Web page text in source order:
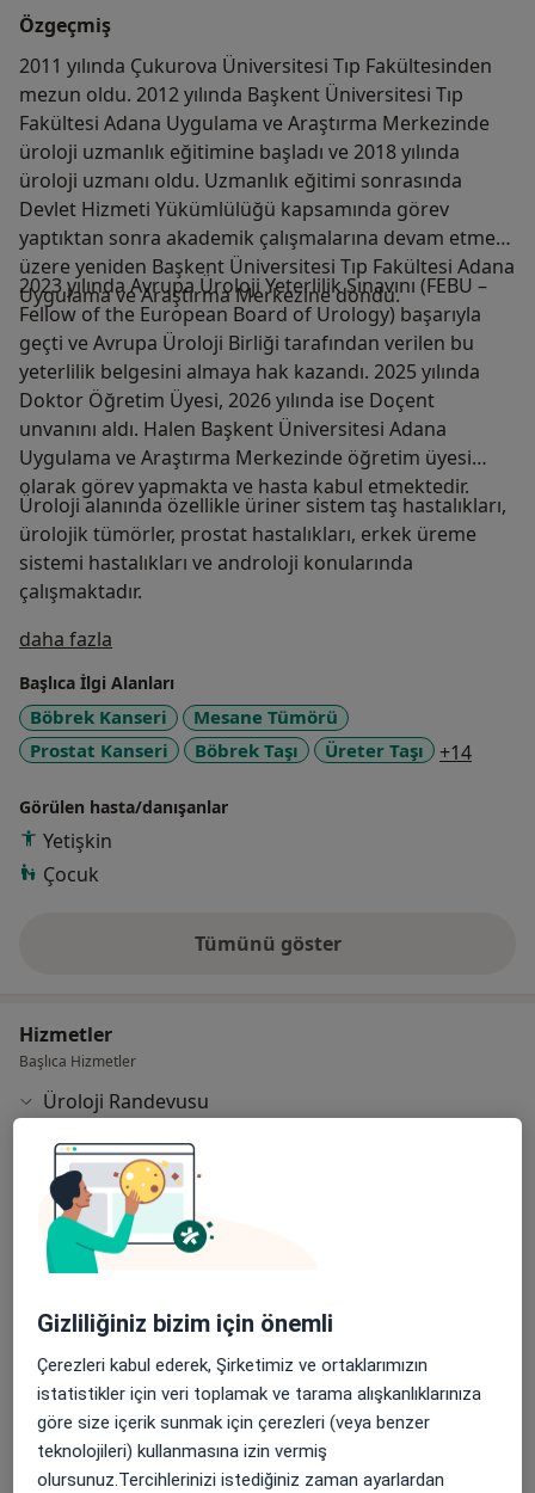
Özgeçmiş
2011 yılında Çukurova Üniversitesi Tıp Fakültesinden
mezun oldu. 2012 yılında Başkent Üniversitesi Tıp
Fakültesi Adana Uygulama ve Araştırma Merkezinde
üroloji uzmanlık eğitimine başladı ve 2018 yılında
üroloji uzmanı oldu. Uzmanlık eğitimi sonrasında
Devlet Hizmeti Yükümlülüğü kapsamında görev
yaptıktan sonra akademik çalışmalarına devam etmek
üzere yeniden Başkent Üniversitesi Tıp Fakültesi Adana
Uygulama ve Araştırma Merkezine döndü.
2023 yılında Avrupa Üroloji Yeterlilik Sınavını (FEBU –
Fellow of the European Board of Urology) başarıyla
geçti ve Avrupa Üroloji Birliği tarafından verilen bu
yeterlilik belgesini almaya hak kazandı. 2025 yılında
Doktor Öğretim Üyesi, 2026 yılında ise Doçent
unvanını aldı. Halen Başkent Üniversitesi Adana
Uygulama ve Araştırma Merkezinde öğretim üyesi
olarak görev yapmakta ve hasta kabul etmektedir.
Üroloji alanında özellikle üriner sistem taş hastalıkları,
ürolojik tümörler, prostat hastalıkları, erkek üreme
sistemi hastalıkları ve androloji konularında
çalışmaktadır.
daha fazla
Başlıca İlgi Alanları
Böbrek Kanseri
Mesane Tümörü
Prostat Kanseri
Böbrek Taşı Üreter Taşı +14
Görülen hasta/danışanlar
Yetişkin
Çocuk
Tümünü gösterdeneyim hakkında
Hizmetler
Başlıca Hizmetler
Üroloji Randevusu
Selahattin Eyyubi, Mustafa Kemal Paşa Blv. No:133,
Adana
Başkent Üniversitesi Adana Dr. Turgut Noyan
Hastanesi
Diğer Hizmetler
Böbrek Taşı Cerrahisi
Erken Boşalma Tedavisi
Flexible Üreteroskopi
Hidrosel Ameliyatı
Gizliliğiniz bizim için önemli
Çerezleri kabul ederek, Şirketimiz ve ortaklarımızın
istatistikler için veri toplamak ve tarama alışkanlıklarınıza
göre size içerik sunmak için çerezleri (veya benzer
teknolojileri) kullanmasına izin vermiş
olursunuz.Tercihlerinizi istediğiniz zaman ayarlardan